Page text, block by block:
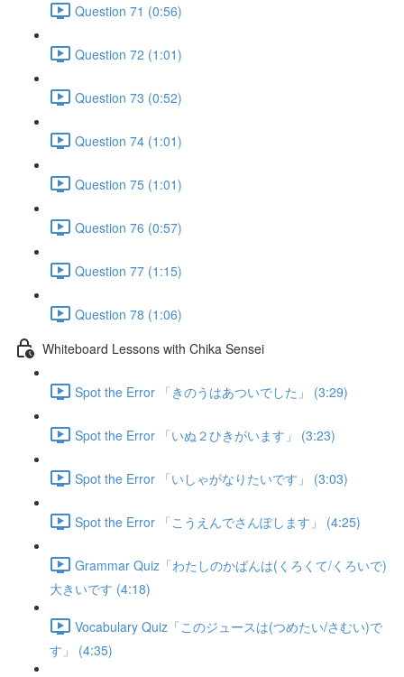
Question 71 (0:56)
Question 72 (1:01)
Question 73 (0:52)
Question 74 (1:01)
Question 75 (1:01)
Question 76 (0:57)
Question 77 (1:15)
Question 78 (1:06)
Whiteboard Lessons with Chika Sensei
Spot the Error 「きのうはあついでした」 (3:29)
Spot the Error 「いぬ２ひきがいます」 (3:23)
Spot the Error 「いしゃがなりたいです」 (3:03)
Spot the Error 「こうえんでさんぽします」 (4:25)
Grammar Quiz「わたしのかばんは(くろくて/くろいで)
大きいです (4:18)
Vocabulary Quiz「このジュースは(つめたい/さむい)で
す」 (4:35)